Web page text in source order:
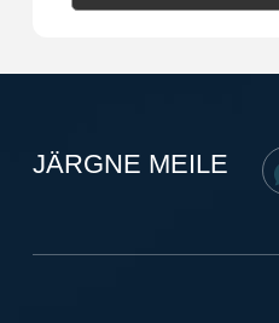
JÄRGNE MEILE